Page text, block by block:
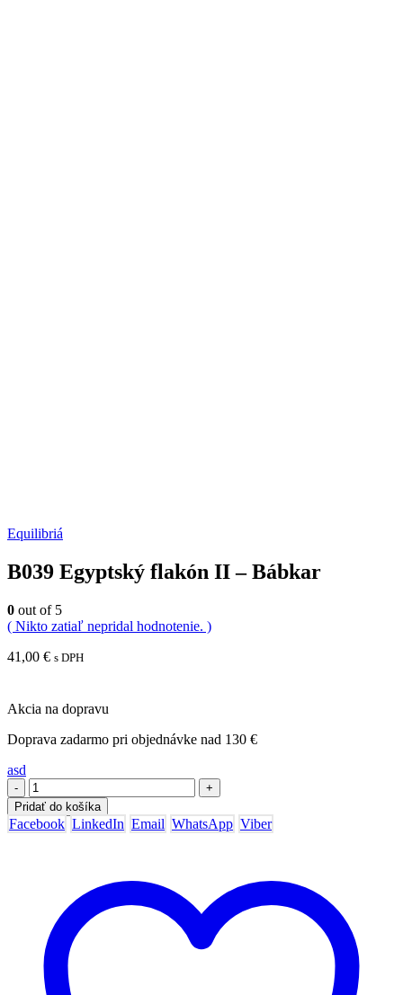
Equilibriá
B039 Egyptský flakón II – Bábkar
0 out of 5
( Nikto zatiaľ nepridal hodnotenie. )
41,00 € s DPH
Akcia na dopravu
Doprava zadarmo pri objednávke nad 130 €
asd
-
+
Pridať do košíka
Facebook LinkedIn Email WhatsApp Viber